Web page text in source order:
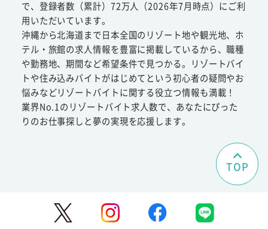
で、登録者数（累計）72万人（2026年7月時点）にご利
用いただいています。
沖縄から北海道まで日本全国のリゾート地や観光地、ホ
テル・旅館の求人情報を豊富に掲載しているから、職種
や勤務地、期間など希望条件で見つかる。リゾートバイ
トや住み込みバイトがはじめてという初心者の疑問やお
悩みなどリゾートバイトに関する役立つ情報も満載！
業界No.1のリゾートバイト求人数で、あなたにぴった
りのお仕事探しと夢の実現を応援します。
TOP